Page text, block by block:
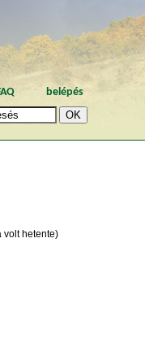
belépés
volt hetente)